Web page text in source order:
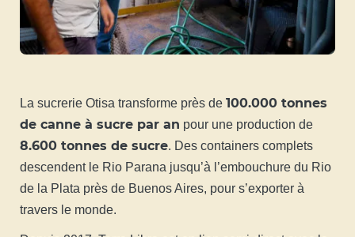
La sucrerie Otisa transforme près de 100.000 tonnes
de canne à sucre par an pour une production de
8.600 tonnes de sucre. Des containers complets
descendent le Rio Parana jusqu’à l’embouchure du Rio
de la Plata près de Buenos Aires, pour s’exporter à
travers le monde.